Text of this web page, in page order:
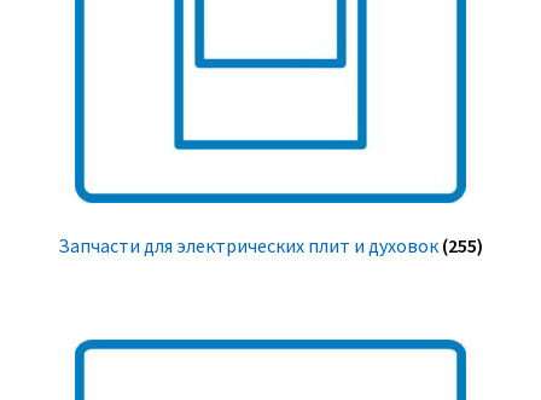
Запчасти для электрических плит и духовок (255)